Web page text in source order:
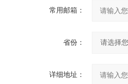
常用邮箱：
省份：
详细地址：